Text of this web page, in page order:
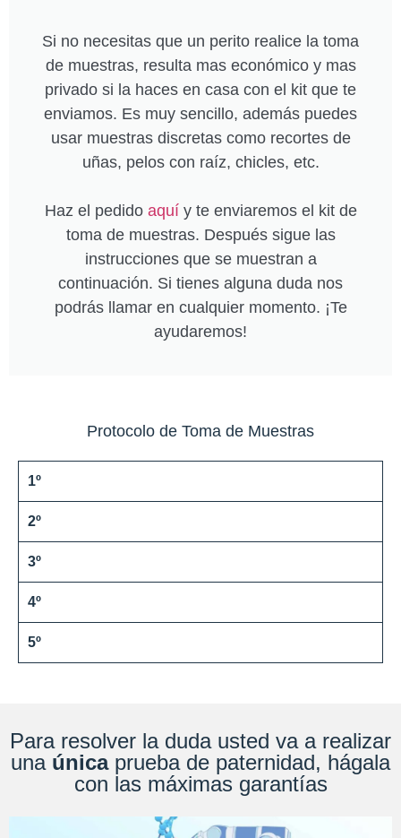
Si no necesitas que un perito realice la toma
de muestras, resulta mas económico y mas
privado si la haces en casa con el kit que te
enviamos. Es muy sencillo, además puedes
usar muestras discretas como recortes de
uñas, pelos con raíz, chicles, etc.
Haz el pedido aquíy te enviaremos el kit de
toma de muestras. Después sigue las
instrucciones que se muestran a
continuación. Si tienes alguna duda nos
podrás llamar en cualquier momento. ¡Te
ayudaremos!
Protocolo de Toma de Muestras
1º
2º
3º
4º
5º
Para resolver la duda usted va a realizar
una únicaprueba de paternidad, hágala
con las máximas garantías